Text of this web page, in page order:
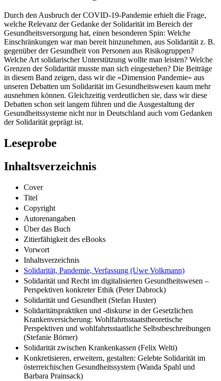
Durch den Ausbruch der COVID-19-Pandemie erhielt die Frage,
welche Relevanz der Gedanke der Solidarität im Bereich der
Gesundheitsversorgung hat, einen besonderen Spin: Welche
Einschränkungen war man bereit hinzunehmen, aus Solidarität z. B.
gegenüber der Gesundheit von Personen aus Risikogruppen?
Welche Art solidarischer Unterstützung wollte man leisten? Welche
Grenzen der Solidarität musste man sich eingestehen? Die Beiträge
in diesem Band zeigen, dass wir die «Dimension Pandemie» aus
unseren Debatten um Solidarität im Gesundheitswesen kaum mehr
ausnehmen können. Gleichzeitig verdeutlichen sie, dass wir diese
Debatten schon seit langem führen und die Ausgestaltung der
Gesundheitssysteme nicht nur in Deutschland auch vom Gedanken
der Solidarität geprägt ist.
Leseprobe
Inhaltsverzeichnis
Cover
Titel
Copyright
Autorenangaben
Über das Buch
Zitierfähigkeit des eBooks
Vorwort
Inhaltsverzeichnis
Solidarität, Pandemie, Verfassung (Uwe Volkmann)
Solidarität und Recht im digitalisierten Gesundheitswesen –
Perspektiven konkreter Ethik (Peter Dabrock)
Solidarität und Gesundheit (Stefan Huster)
Solidaritätspraktiken und -diskurse in der Gesetzlichen
Krankenversicherung: Wohlfahrtsstaatstheoretische
Perspektiven und wohlfahrtsstaatliche Selbstbeschreibungen
(Stefanie Börner)
Solidarität zwischen Krankenkassen (Felix Welti)
Konkretisieren, erweitern, gestalten: Gelebte Solidarität im
österreichischen Gesundheitssystem (Wanda Spahl und
Barbara Prainsack)